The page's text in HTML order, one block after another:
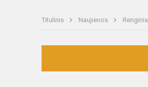
Titulinis Naujienos